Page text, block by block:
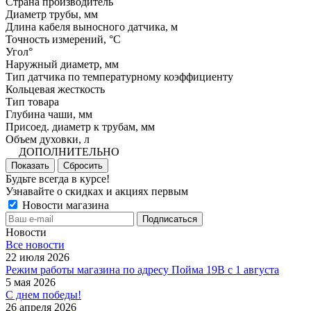
Диаметр трубы, мм
Длина кабеля выносного датчика, м
Точность измерений, °C
Угол°
Наружный диаметр, мм
Тип датчика по температурному коэффициенту
Кольцевая жесткость
Тип товара
Глубина чаши, мм
Присоед. диаметр к трубам, мм
Объем духовки, л
ДОПОЛНИТЕЛЬНО
Показать Сбросить
Будьте всегда в курсе!
Узнавайте о скидках и акциях первым
Новости магазина
Новости
Все новости
22 июля 2026
Режим работы магазина по адресу Пойма 19В с 1 августа
5 мая 2026
С днем победы!
26 апреля 2026